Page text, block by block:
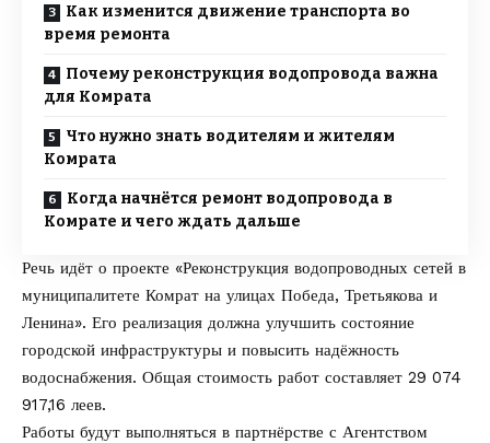
Как изменится движение транспорта во
время ремонта
Почему реконструкция водопровода важна
для Комрата
Что нужно знать водителям и жителям
Комрата
Когда начнётся ремонт водопровода в
Комрате и чего ждать дальше
Речь идёт о проекте «Реконструкция водопроводных сетей в
муниципалитете Комрат на улицах Победа, Третьякова и
Ленина». Его реализация должна улучшить состояние
городской инфраструктуры и повысить надёжность
водоснабжения. Общая стоимость работ составляет 29 074
917,16 леев.
Работы будут выполняться в партнёрстве с Агентством